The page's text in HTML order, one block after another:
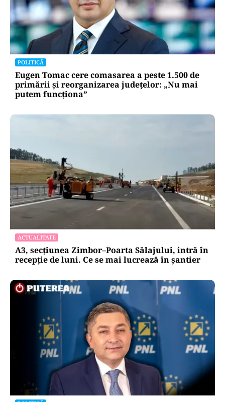
POLITICĂ
Eugen Tomac cere comasarea a peste 1.500 de
primării și reorganizarea județelor: „Nu mai
putem funcționa”
ACTUALITATE
A3, secțiunea Zimbor–Poarta Sălajului, intră în
recepție de luni. Ce se mai lucrează în șantier